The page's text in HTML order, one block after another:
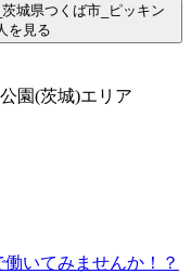
城県つくば市_ピッキン
を見る
園(茨城)エリア
いてみませんか！？